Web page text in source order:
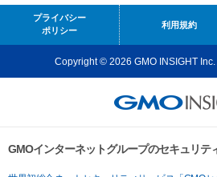
プライバシー
ポリシー
利用規約
Copyright © 2026 GMO INSIGHT Inc.
GMOインターネットグループのセキュリテ